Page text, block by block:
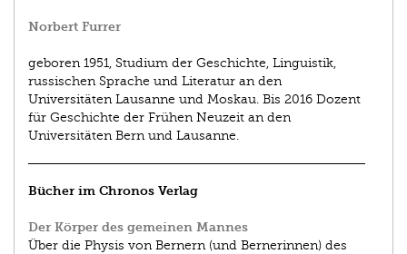
Norbert Furrer
geboren 1951, Studium der Geschichte, Linguistik,
russischen Sprache und Literatur an den
Universitäten Lausanne und Moskau. Bis 2016 Dozent
für Geschichte der Frühen Neuzeit an den
Universitäten Bern und Lausanne.
Bücher im Chronos Verlag
Der Körper des gemeinen Mannes
Über die Physis von Bernern (und Bernerinnen) des